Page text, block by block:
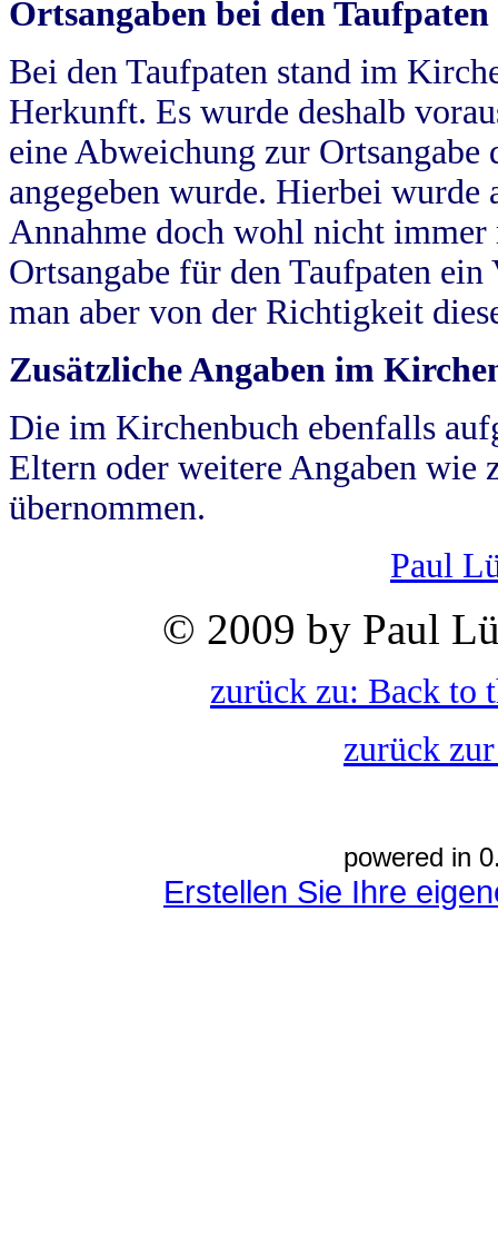
Ortsangaben bei den Taufpaten
Bei den Taufpaten stand im
Herkunft. Es wurde deshalb
eine Abweichung zur
angegeben wurde. Hierbei wurde
Annahme doch wohl nicht
Ortsangabe für den Taufpaten
man aber von der Richtigkeit
Zusätzliche Angaben im
Die im Kirchenbuch ebenfalls
Eltern oder weitere Angaben wie
übernommen.
Paul
© 2009 by Paul
zurück zu: Back to
zurück
powered in
Erstellen Sie Ihre